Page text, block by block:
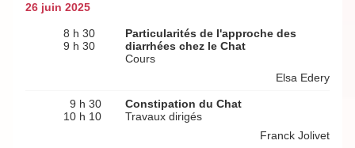
26 juin 2025
8 h 30
9 h 30
Particularités de l'approche des
diarrhées chez le Chat
Cours
Elsa Edery
9 h 30
10 h 10
Constipation du Chat
Travaux dirigés
Franck Jolivet